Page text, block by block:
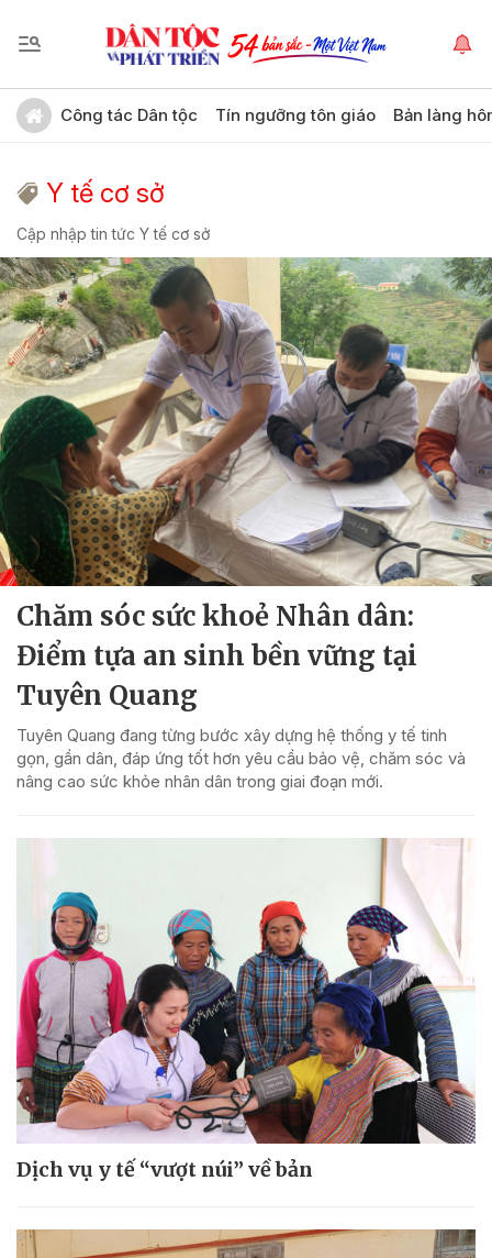
Công tác Dân tộc Tín ngưỡng tôn giáo Bản làng
Y tế cơ sở
Cập nhập tin tức Y tế cơ sở
Chăm sóc sức khoẻ Nhân dân:
Điểm tựa an sinh bền vững tại
Tuyên Quang
Tuyên Quang đang từng bước xây dựng hệ thống y tế tinh
gọn, gần dân, đáp ứng tốt hơn yêu cầu bảo vệ, chăm sóc và
nâng cao sức khỏe nhân dân trong giai đoạn mới.
Dịch vụ y tế “vượt núi” về bản